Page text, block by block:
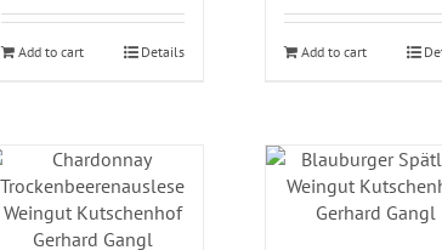
Add to cart Details Add to cart